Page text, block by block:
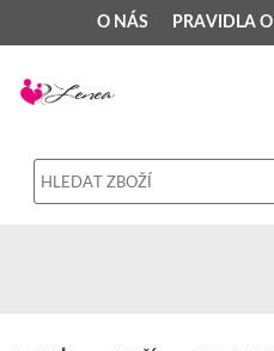
O NÁS PRAVIDLA
DEKORACE DO